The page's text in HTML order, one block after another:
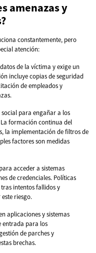
amenazas y
constantemente, pero
atención:
de la víctima y exige un
incluye copias de seguridad
de empleados y
para engañar a los
formación continua del
la implementación de filtros de
factores son medidas
acceder a sistemas
de credenciales. Políticas
intentos fallidos y
riesgo.
aplicaciones y sistemas
entrada para los
de parches y
brechas.